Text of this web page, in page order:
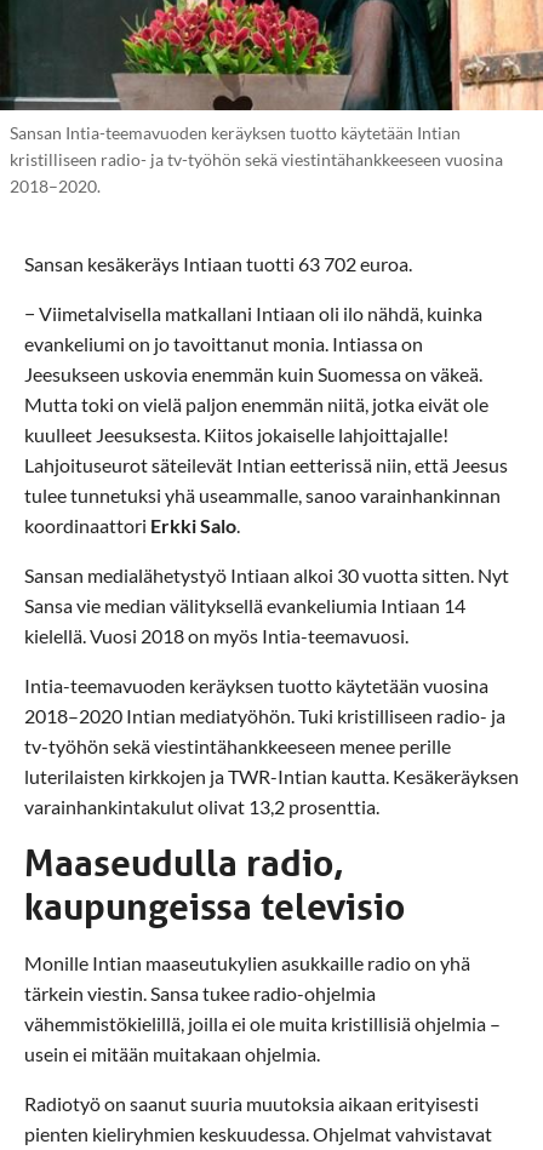
Sansan Intia-teemavuoden keräyksen tuotto käytetään Intian
kristilliseen radio- ja tv-työhön sekä viestintähankkeeseen vuosina
2018–2020.
Sansan kesäkeräys Intiaan tuotti 63 702 euroa.
− Viimetalvisella matkallani Intiaan oli ilo nähdä, kuinka
evankeliumi on jo tavoittanut monia. Intiassa on
Jeesukseen uskovia enemmän kuin Suomessa on väkeä.
Mutta toki on vielä paljon enemmän niitä, jotka eivät ole
kuulleet Jeesuksesta. Kiitos jokaiselle lahjoittajalle!
Lahjoituseurot säteilevät Intian eetterissä niin, että Jeesus
tulee tunnetuksi yhä useammalle, sanoo varainhankinnan
koordinaattori Erkki Salo.
Sansan medialähetystyö Intiaan alkoi 30 vuotta sitten. Nyt
Sansa vie median välityksellä evankeliumia Intiaan 14
kielellä. Vuosi 2018 on myös Intia-teemavuosi.
Intia-teemavuoden keräyksen tuotto käytetään vuosina
2018–2020 Intian mediatyöhön. Tuki kristilliseen radio- ja
tv-työhön sekä viestintähankkeeseen menee perille
luterilaisten kirkkojen ja TWR-Intian kautta. Kesäkeräyksen
varainhankintakulut olivat 13,2 prosenttia.
Maaseudulla radio,
kaupungeissa televisio
Monille Intian maaseutukylien asukkaille radio on yhä
tärkein viestin. Sansa tukee radio-ohjelmia
vähemmistökielillä, joilla ei ole muita kristillisiä ohjelmia –
usein ei mitään muitakaan ohjelmia.
Radiotyö on saanut suuria muutoksia aikaan erityisesti
pienten kieliryhmien keskuudessa. Ohjelmat vahvistavat